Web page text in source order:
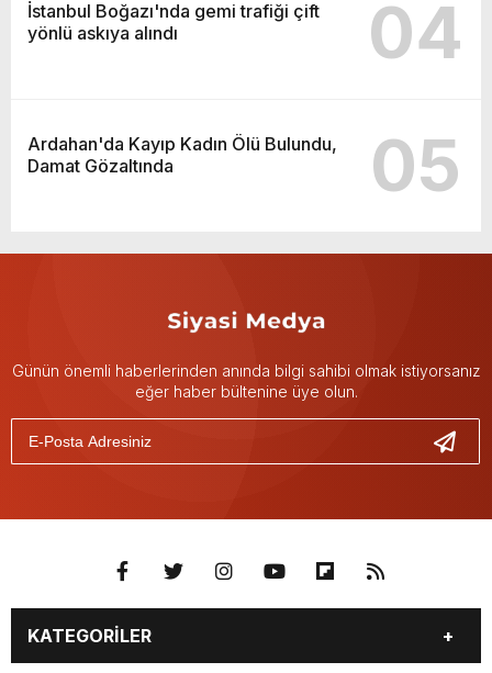
İstanbul Boğazı'nda gemi trafiği çift
yönlü askıya alındı
04
Ardahan'da Kayıp Kadın Ölü Bulundu,
Damat Gözaltında
05
Günün önemli haberlerinden anında bilgi sahibi olmak istiyorsanız
eğer haber bültenine üye olun.
KATEGORİLER